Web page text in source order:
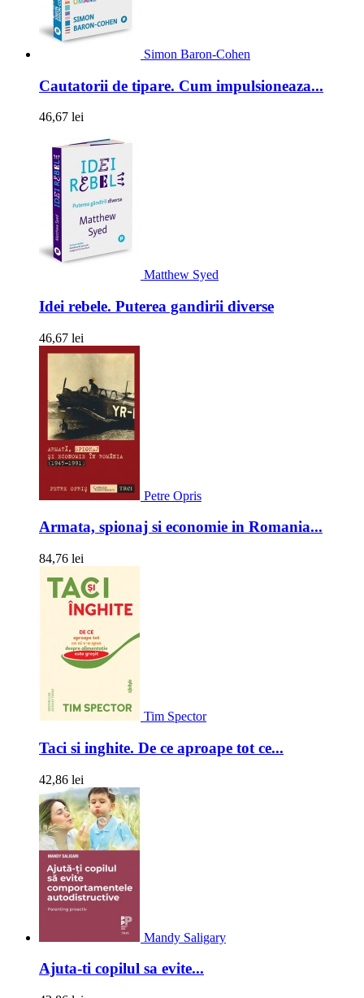
Simon Baron-Cohen
Cautatorii de tipare. Cum impulsioneaza...
46,67 lei
Matthew Syed
Idei rebele. Puterea gandirii diverse
46,67 lei
Petre Opris
Armata, spionaj si economie in Romania...
84,76 lei
Tim Spector
Taci si inghite. De ce aproape tot ce...
42,86 lei
Mandy Saligary
Ajuta-ti copilul sa evite...